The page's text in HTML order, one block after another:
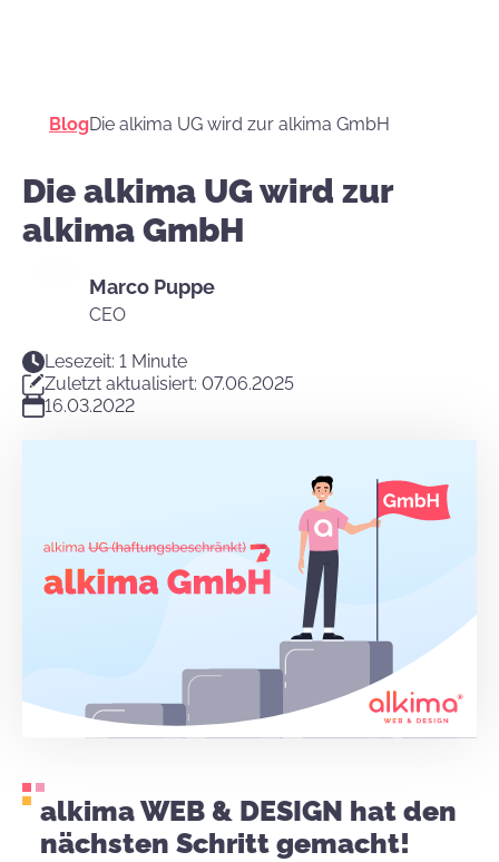
BlogDie alkima UG wird zur alkima GmbH
Die alkima UG wird zur
alkima GmbH
Marco Puppe
CEO
Lesezeit: 1 Minute
Zuletzt aktualisiert: 07.06.2025
16.03.2022
alkima WEB & DESIGN hat den
nächsten Schritt gemacht!